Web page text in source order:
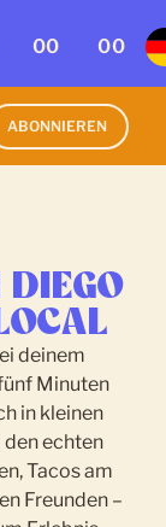
00 00
ABONNIEREN
DIEGO
deinem
Minuten
in kleinen
den echten
Tacos am
Freunden –